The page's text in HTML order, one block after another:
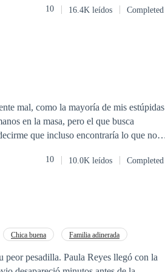
su empresa con mucha dureza, pero su
vidas y un
10 16.4K leídos Completed
mal, como la mayoría de mis estúpidas
en la masa, pero el que busca
que incluso encontraría lo que no
tanto estamos perdidos, sin saber qué
10 10.0K leídos Completed
Chica buena
Familia adinerada